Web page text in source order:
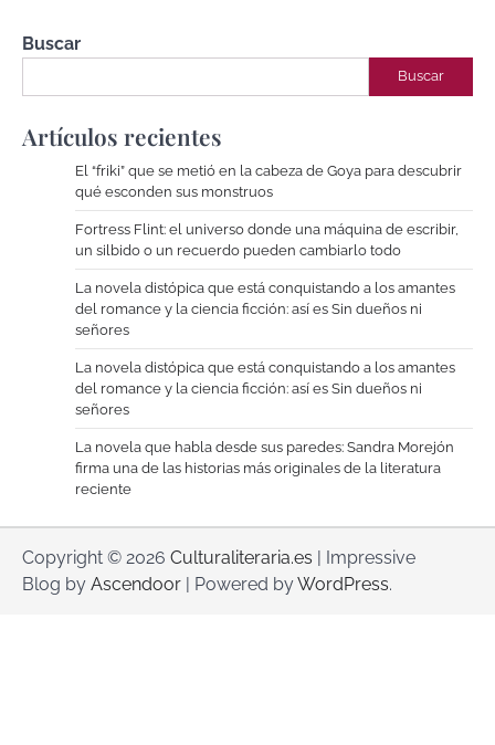
Buscar
Buscar
Artículos recientes
El “friki” que se metió en la cabeza de Goya para descubrir
qué esconden sus monstruos
Fortress Flint: el universo donde una máquina de escribir,
un silbido o un recuerdo pueden cambiarlo todo
La novela distópica que está conquistando a los amantes
del romance y la ciencia ficción: así es Sin dueños ni
señores
La novela distópica que está conquistando a los amantes
del romance y la ciencia ficción: así es Sin dueños ni
señores
La novela que habla desde sus paredes: Sandra Morejón
firma una de las historias más originales de la literatura
reciente
Copyright © 2026 Culturaliteraria.es | Impressive
Blog by Ascendoor | Powered byWordPress.